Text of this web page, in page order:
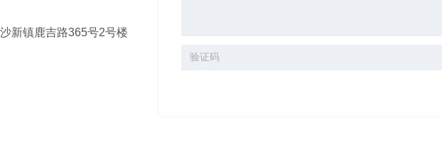
新镇鹿吉路365号2号楼